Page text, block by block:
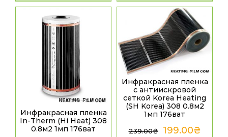
Инфракрасная пленка
In-Therm (Hi Heat) 308
0.8м2 1мп 176ват
Инфракрасная пленка
с антиискровой
сеткой Korea Heating
(SH Korea) 308 0.8м2
1мп 176ват
239.00₴ 199.00₴